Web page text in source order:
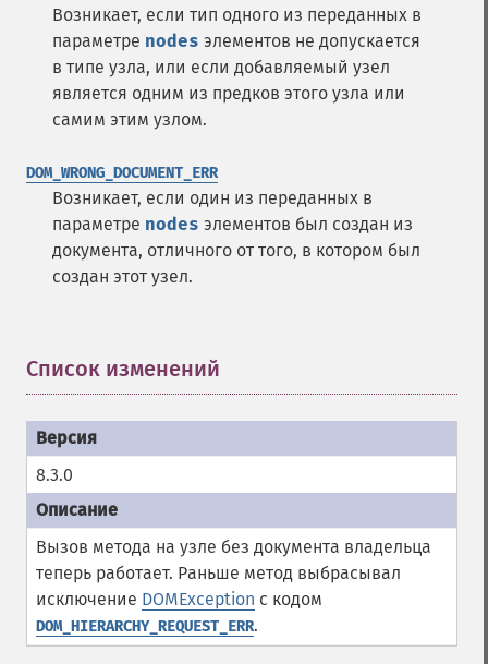
Возникает, если тип одного из переданных в
параметре nodes элементов не допускается
в типе узла, или если добавляемый узел
является одним из предков этого узла или
самим этим узлом.
DOM_WRONG_DOCUMENT_ERR
Возникает, если один из переданных в
параметре nodes элементов был создан из
документа, отличного от того, в котором был
создан этот узел.
Список изменений
8.3.0
Вызов метода на узле без документа владельца
теперь работает. Раньше метод выбрасывал
исключение DOMException с кодом
DOM_HIERARCHY_REQUEST_ERR.